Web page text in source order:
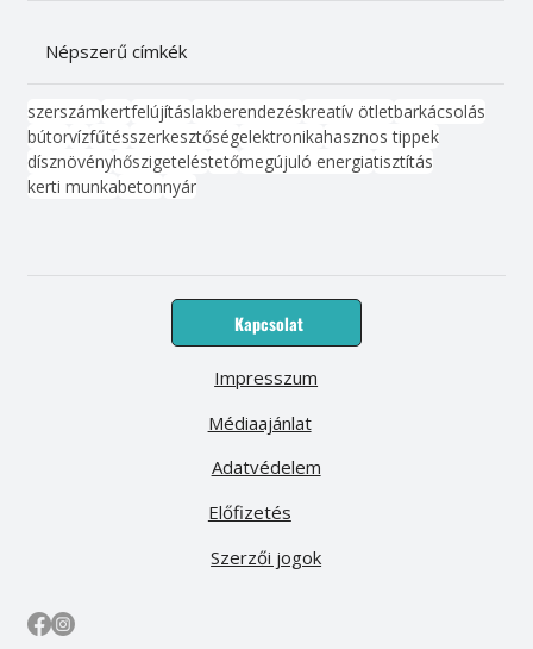
Népszerű címkék
szerszámkertfelújításlakberendezéskreatív ötletbarkácsolás
bútorvízfűtésszerkesztőségelektronikahasznos tippek
dísznövényhőszigeteléstetőmegújuló energiatisztítás
kerti munkabetonnyár
Kapcsolat
Médiaajánlat
Előfizetés
Impresszum
Adatvédelem
Szerzői jogok